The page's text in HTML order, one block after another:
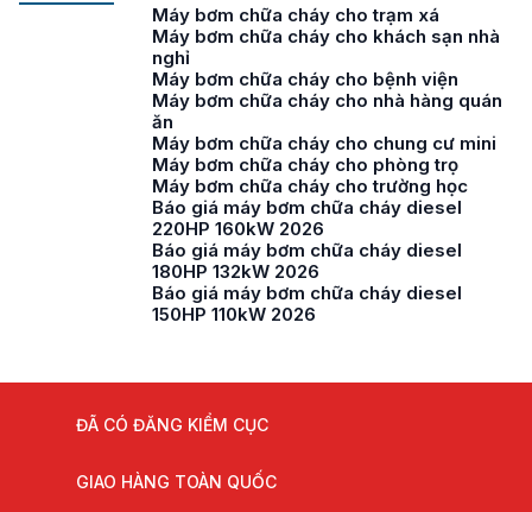
Máy bơm chữa cháy cho trạm xá
Máy bơm chữa cháy cho khách sạn nhà
nghỉ
Máy bơm chữa cháy cho bệnh viện
Máy bơm chữa cháy cho nhà hàng quán
ăn
Máy bơm chữa cháy cho chung cư mini
Máy bơm chữa cháy cho phòng trọ
Máy bơm chữa cháy cho trường học
Báo giá máy bơm chữa cháy diesel
220HP 160kW 2026
Báo giá máy bơm chữa cháy diesel
180HP 132kW 2026
Báo giá máy bơm chữa cháy diesel
150HP 110kW 2026
ĐÃ CÓ ĐĂNG KIỂM CỤC
GIAO HÀNG TOÀN QUỐC